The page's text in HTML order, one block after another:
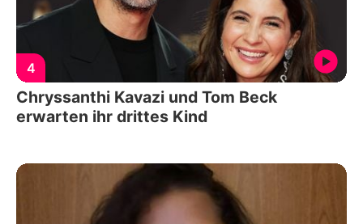
4
Chryssanthi Kavazi und Tom Beck
erwarten ihr drittes Kind